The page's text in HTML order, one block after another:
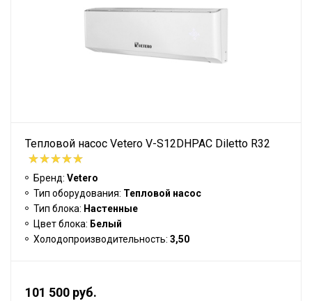
Тепловой насос Vetero V-S12DHPAC Diletto R32
Бренд: Vetero
Тип оборудования: Тепловой насос
Тип блока: Настенные
Цвет блока: Белый
Холодопроизводительность: 3,50
101 500 руб.